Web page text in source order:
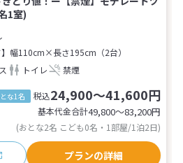
1室)
】幅110cm×長さ195cm（2台）
トイレ 禁煙
な1名 税込24,900～41,600円
基本代金合計49,800〜83,200円
(おとな2名 こども0名・1部屋/1泊2日)
プランの詳細